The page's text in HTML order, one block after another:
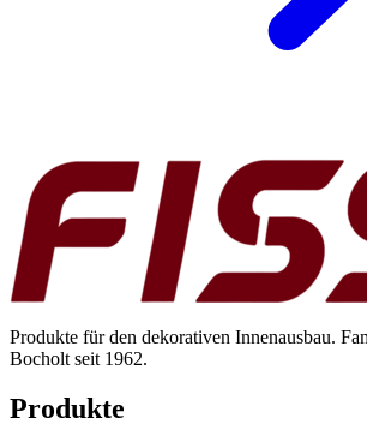
Produkte für den dekorativen Innenausbau.
Bocholt seit 1962.
Produkte